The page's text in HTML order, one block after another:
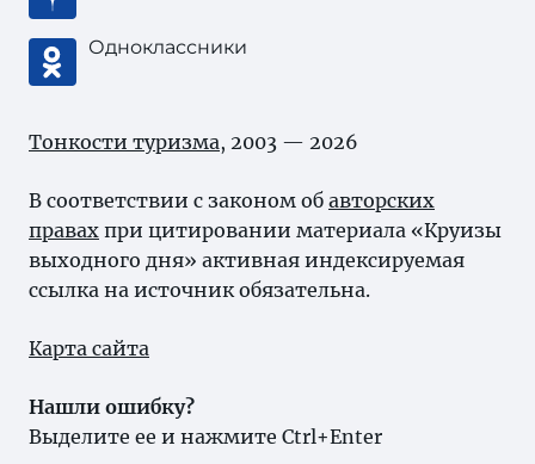
Одноклассники
Тонкости туризма, 2003 — 2026
В соответствии с законом об авторских
правах при цитировании материала «Круизы
выходного дня» активная индексируемая
ссылка на источник обязательна.
Карта сайта
Нашли ошибку?
Выделите ее и нажмите Ctrl+Enter